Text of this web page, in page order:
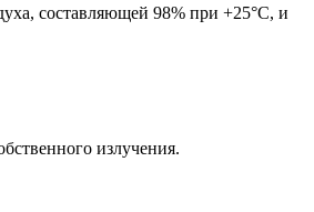
составляющей 98% при +25°С, и
излучения.